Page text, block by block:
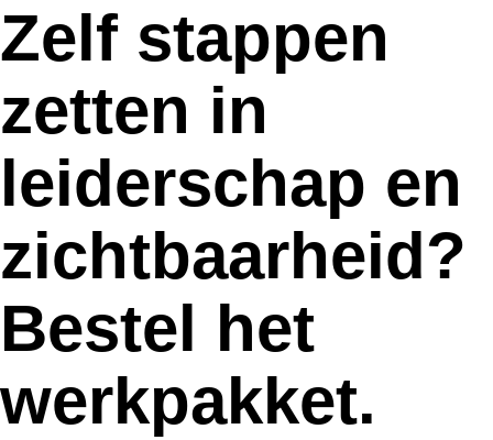
Zelf stappen
zetten in
leiderschap en
zichtbaarheid?
Bestel het
werkpakket.